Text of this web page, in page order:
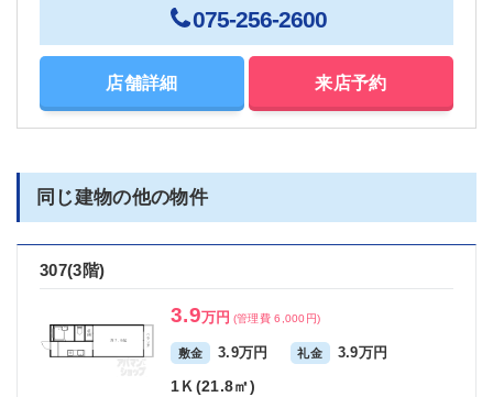
075-256-2600
店舗詳細 来店予約
同じ建物の他の物件
307(3階)
3.9万円 (管理費 6,000円)
敷金 3.9万円 礼金 3.9万円
1Ｋ(21.8㎡)